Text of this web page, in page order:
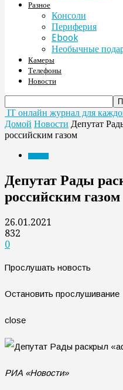
Разное
Консоли
Периферия
Ebook
Необычные
Камеры
Телефоны
Новости
IT онлайн журнал для
Домой Новости Депутат
российским газом
Депутат Рады
российским газом
26.01.2021
832
0
Прослушать новость
Остановить прослушивание
close
РИА «Новости»